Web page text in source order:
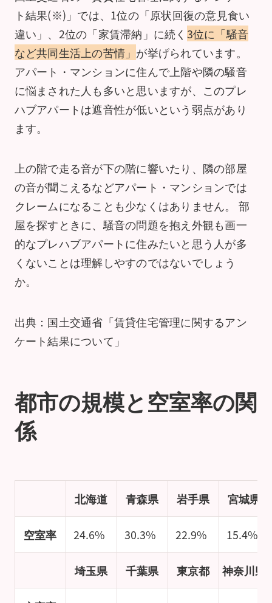
ト結果(※)」では、1位の「原状回復の意見食い
違い」、2位の「家賃滞納」に続く 3位に「騒音
など共同生活上の苦情」 が挙げられています。
アパート・マンションに住んで上階や隣の騒音
に悩まされた人も多いと思いますが、このプレ
ハブアパートは遮音性が低いという弱点があり
ます。
上の階で走る音が下の階に響いたり、隣の部屋
の音が聞こえるなどアパート・マンションでは
クレームになることも少なくはありません。 部
屋を探すときに、騒音の問題を抱え外観も画一
的なプレハブアパートに住みたいと思う人が多
くないことは理解しやすのではないでしょう
か。
出典：国土交通省「賃貸住宅管理に関するアン
ケート結果について」
都市の規模と空室率の関
係
北海道 青森県 岩手県 宮城県
空室率 24.6% 30.3% 22.9% 15.4%
埼玉県 千葉県 東京都 神奈川県